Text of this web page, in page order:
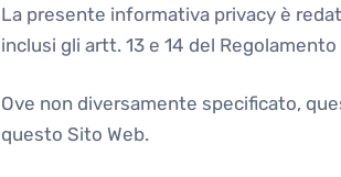
La presente informativa privacy è
inclusi gli artt. 13 e 14 del Regolamento
Ove non diversamente specificato,
questo Sito Web.